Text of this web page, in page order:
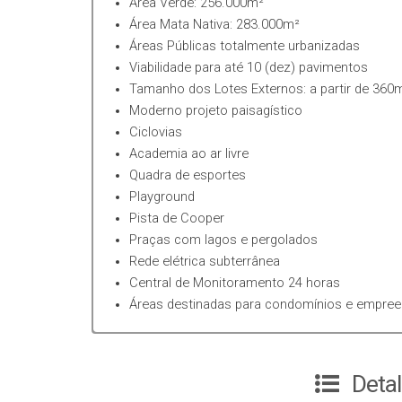
externos e condomínios), comerciais e industriais.
vegetação nativa da região.
É COMPLETO. UM NOVO CONCEITO DE VIVER BEM!
Tire os pés do chão. Permita-se sonhar. Permita-se
indescritível, o surpreendente. Abra a janela,
paisagem soberana, pontuada pela beleza dos lagos.
Primeiro condomínio fechado de terrenos da região
Florianópolis.PERMITA-SE!
Registro de Incorporação R.3-24.733, no Ofício de
Área Mata Nativa: 283.000m²
Áreas Públicas totalmente urbanizadas
Viabilidade para até 10 (dez) pavimentos
Tamanho dos Lotes Externos: a partir de
Moderno projeto paisagístico
Ciclovias
Academia ao ar livre
Quadra de esportes
Playground
Pista de Cooper
Praças com lagos e pergolados
Rede elétrica subterrânea
Central de Monitoramento 24 horas
Áreas destinadas para condomínios e